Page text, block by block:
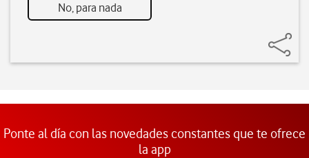
No, para nada
Ponte al día con las novedades constantes que te ofrece
la app